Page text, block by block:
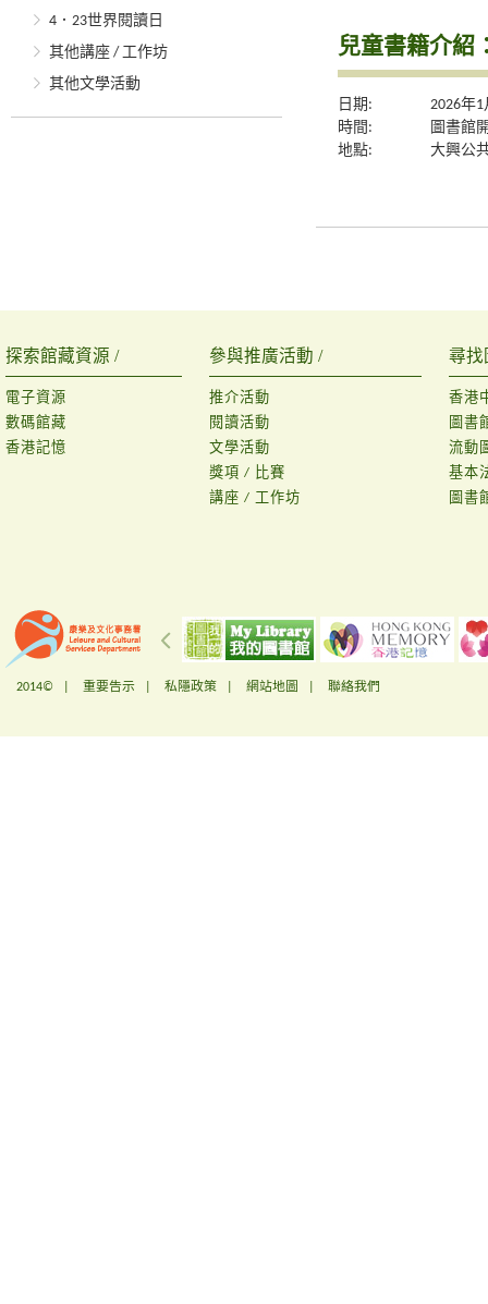
4．23世界閱讀日
其他講座 / 工作坊
其他文學活動
兒童書籍介紹
日期:
2026年
時間:
圖書館
地點:
大興公
探索館藏資源 /
電子資源
數碼館藏
香港記憶
參與推廣活動 /
推介活動
閱讀活動
文學活動
獎項 / 比賽
講座 / 工作坊
尋找
香港
圖書
流動
基本
圖書
2014© | 重要告示 私隱政策 網站地圖 聯絡我們